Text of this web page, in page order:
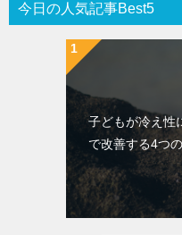
今日の人気記事Best5
子どもが冷え性
で改善する4つ